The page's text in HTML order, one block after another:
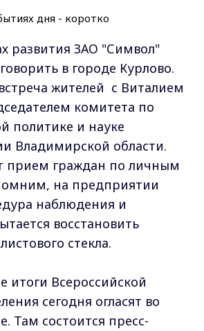
развития ЗАО "Символ"
в городе Курлово.
жителей с Виталием
комитета по
политике и науке
Владимирской области.
прием граждан по личным
на предприятии
наблюдения и
восстановить
стекла.
итоги Всероссийской
сегодня огласят во
Там состоится пресс-